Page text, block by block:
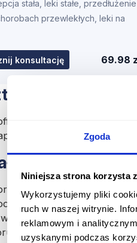
Zgoda
Niniejsza strona korzysta
Wykorzystujemy pliki
ruch w naszej witrynie.
reklamowym i
uzyskanymi podczas
stała, leki stałe, przedłużenie
przewlekłych, leki na
69.98
konsultację
lek Coffecorn
forte (1 mg + 100
ok. 23 złi jest
lek Coffecorn
Ergotamina
oporu naczyniowego. W
silny skurcz
naczyniowego rozkurcz